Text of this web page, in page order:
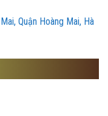
Quận Hoàng Mai, Hà